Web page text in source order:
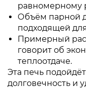
равномерному
Объём парной
подходящей
Примерный
говорит об
теплоотдаче.
Эта печь
долговечность и